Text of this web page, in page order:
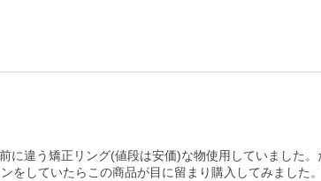
違う矯正リング(値段は安価)な物使用していました
していたらこの商品が目に留まり購入してみました